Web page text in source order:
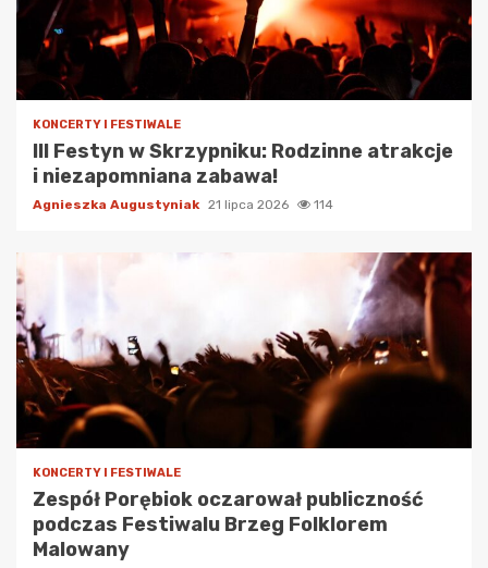
KONCERTY I FESTIWALE
III Festyn w Skrzypniku: Rodzinne atrakcje
i niezapomniana zabawa!
Agnieszka Augustyniak 21 lipca 2026 114
KONCERTY I FESTIWALE
Zespół Porębiok oczarował publiczność
podczas Festiwalu Brzeg Folklorem
Malowany